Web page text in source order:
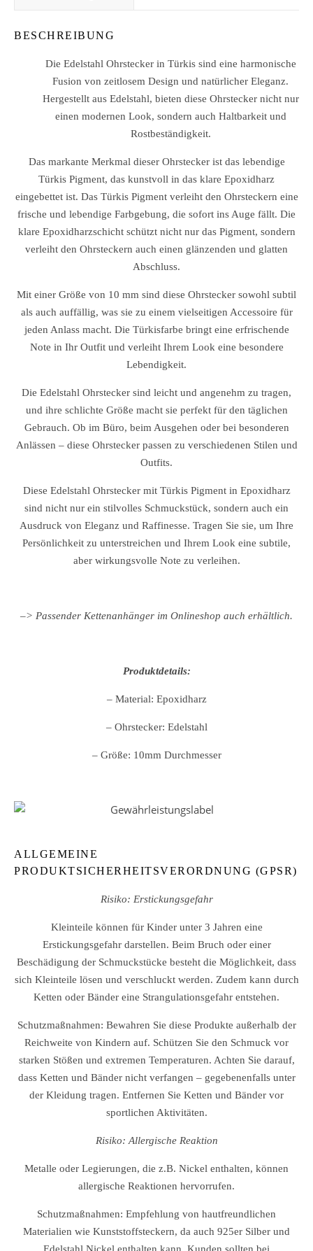
BESCHREIBUNG
Die Edelstahl Ohrstecker in Türkis sind eine harmonische
Fusion von zeitlosem Design und natürlicher Eleganz.
Hergestellt aus Edelstahl, bieten diese Ohrstecker nicht nur
einen modernen Look, sondern auch Haltbarkeit und
Rostbeständigkeit.
Das markante Merkmal dieser Ohrstecker ist das lebendige
Türkis Pigment, das kunstvoll in das klare Epoxidharz
eingebettet ist. Das Türkis Pigment verleiht den Ohrsteckern eine
frische und lebendige Farbgebung, die sofort ins Auge fällt. Die
klare Epoxidharzschicht schützt nicht nur das Pigment, sondern
verleiht den Ohrsteckern auch einen glänzenden und glatten
Abschluss.
Mit einer Größe von 10 mm sind diese Ohrstecker sowohl subtil
als auch auffällig, was sie zu einem vielseitigen Accessoire für
jeden Anlass macht. Die Türkisfarbe bringt eine erfrischende
Note in Ihr Outfit und verleiht Ihrem Look eine besondere
Lebendigkeit.
Die Edelstahl Ohrstecker sind leicht und angenehm zu tragen,
und ihre schlichte Größe macht sie perfekt für den täglichen
Gebrauch. Ob im Büro, beim Ausgehen oder bei besonderen
Anlässen – diese Ohrstecker passen zu verschiedenen Stilen und
Outfits.
Diese Edelstahl Ohrstecker mit Türkis Pigment in Epoxidharz
sind nicht nur ein stilvolles Schmuckstück, sondern auch ein
Ausdruck von Eleganz und Raffinesse. Tragen Sie sie, um Ihre
Persönlichkeit zu unterstreichen und Ihrem Look eine subtile,
aber wirkungsvolle Note zu verleihen.
–> Passender Kettenanhänger im Onlineshop auch erhältlich.
Produktdetails:
– Material: Epoxidharz
– Ohrstecker: Edelstahl
– Größe: 10mm Durchmesser
ALLGEMEINE
PRODUKTSICHERHEITSVERORDNUNG (GPSR)
Risiko: Erstickungsgefahr
Kleinteile können für Kinder unter 3 Jahren eine
Erstickungsgefahr darstellen. Beim Bruch oder einer
Beschädigung der Schmuckstücke besteht die Möglichkeit, dass
sich Kleinteile lösen und verschluckt werden. Zudem kann durch
Ketten oder Bänder eine Strangulationsgefahr entstehen.
Schutzmaßnahmen: Bewahren Sie diese Produkte außerhalb der
Reichweite von Kindern auf. Schützen Sie den Schmuck vor
starken Stößen und extremen Temperaturen. Achten Sie darauf,
dass Ketten und Bänder nicht verfangen – gegebenenfalls unter
der Kleidung tragen. Entfernen Sie Ketten und Bänder vor
sportlichen Aktivitäten.
Risiko: Allergische Reaktion
Metalle oder Legierungen, die z.B. Nickel enthalten, können
allergische Reaktionen hervorrufen.
Schutzmaßnahmen: Empfehlung von hautfreundlichen
Materialien wie Kunststoffsteckern, da auch 925er Silber und